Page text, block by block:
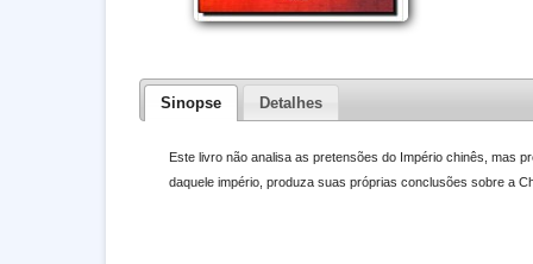
Sinopse Detalhes
Este livro não analisa as pretensões do Império chinês, mas
daquele império, produza suas próprias conclusões sobre a